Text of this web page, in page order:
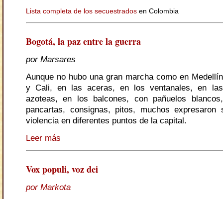
Lista completa de los secuestrados en Colombia
Bogotá, la paz entre la guerra
por Marsares
Aunque no hubo una gran marcha como en Medellín
y Cali, en las aceras, en los ventanales, en las
azoteas, en los balcones, con pañuelos blancos,
pancartas, consignas, pitos, muchos
violencia en diferentes puntos de la capital.
Leer más
Vox populi, voz dei
por Markota